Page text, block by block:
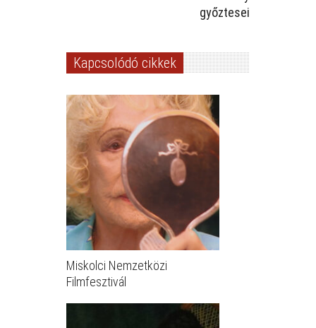
győztesei
Kapcsolódó cikkek
Miskolci Nemzetközi
Filmfesztivál